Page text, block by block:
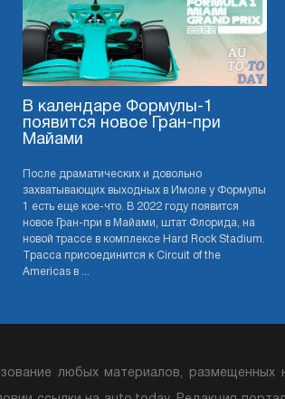
В календаре Формулы-1
появится новое Гран-при
Майами
После драматических и довольно
захватывающих выходных в Имоле у Формулы
1 есть еще кое-что. В 2022 году появится
новое Гран-при в Майами, штат Флорида, на
новой трассе в комплексе Hard Rock Stadium.
Трасса присоединится к Circuit of the
Americas в ...
любых материалов, размещенных